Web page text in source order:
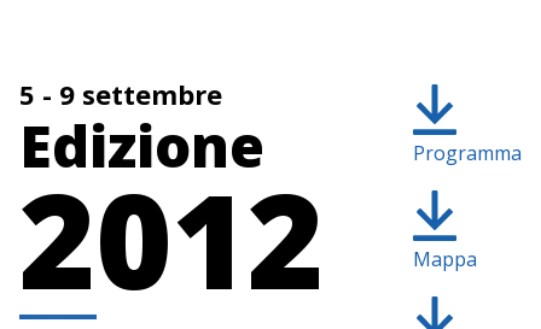
5 - 9 settembre
Edizione
2012 Programma
Mappa